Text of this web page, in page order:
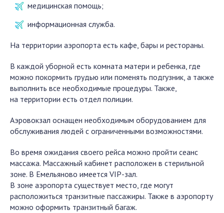
медицинская помощь;
информационная служба.
На территории аэропорта есть кафе, бары и рестораны.
В каждой уборной есть комната матери и ребенка, где
можно покормить грудью или поменять подгузник, а также
выполнить все необходимые процедуры. Также,
на территории есть отдел полиции.
Аэровокзал оснащен необходимым оборудованием для
обслуживания людей с ограниченными возможностями.
Во время ожидания своего рейса можно пройти сеанс
массажа. Массажный кабинет расположен в стерильной
зоне. В Емельяново имеется VIP-зал.
В зоне аэропорта существует место, где могут
расположиться транзитные пассажиры. Также в аэропорту
можно оформить транзитный багаж.